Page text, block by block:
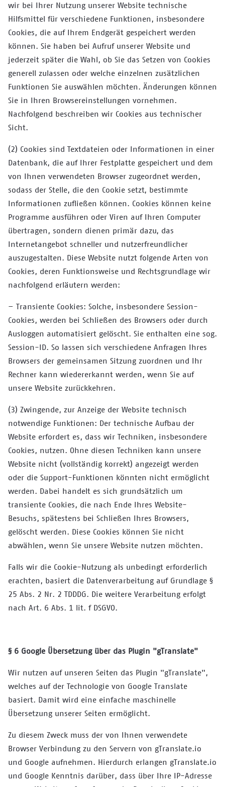
wir bei Ihrer Nutzung unserer Website technische
Hilfsmittel für verschiedene Funktionen, insbesondere
Cookies, die auf Ihrem Endgerät gespeichert werden
können. Sie haben bei Aufruf unserer Website und
jederzeit später die Wahl, ob Sie das Setzen von Cookies
generell zulassen oder welche einzelnen zusätzlichen
Funktionen Sie auswählen möchten. Änderungen können
Sie in Ihren Browsereinstellungen vornehmen.
Nachfolgend beschreiben wir Cookies aus technischer
Sicht.
(2) Cookies sind Textdateien oder Informationen in einer
Datenbank, die auf Ihrer Festplatte gespeichert und dem
von Ihnen verwendeten Browser zugeordnet werden,
sodass der Stelle, die den Cookie setzt, bestimmte
Informationen zufließen können. Cookies können keine
Programme ausführen oder Viren auf Ihren Computer
übertragen, sondern dienen primär dazu, das
Internetangebot schneller und nutzerfreundlicher
auszugestalten. Diese Website nutzt folgende Arten von
Cookies, deren Funktionsweise und Rechtsgrundlage wir
nachfolgend erläutern werden:
– Transiente Cookies: Solche, insbesondere Session-
Cookies, werden bei Schließen des Browsers oder durch
Ausloggen automatisiert gelöscht. Sie enthalten eine sog.
Session-ID. So lassen sich verschiedene Anfragen Ihres
Browsers der gemeinsamen Sitzung zuordnen und Ihr
Rechner kann wiedererkannt werden, wenn Sie auf
unsere Website zurückkehren.
(3) Zwingende, zur Anzeige der Website technisch
notwendige Funktionen: Der technische Aufbau der
Website erfordert es, dass wir Techniken, insbesondere
Cookies, nutzen. Ohne diesen Techniken kann unsere
Website nicht (vollständig korrekt) angezeigt werden
oder die Support-Funktionen könnten nicht ermöglicht
werden. Dabei handelt es sich grundsätzlich um
transiente Cookies, die nach Ende Ihres Website-
Besuchs, spätestens bei Schließen Ihres Browsers,
gelöscht werden. Diese Cookies können Sie nicht
abwählen, wenn Sie unsere Website nutzen möchten.
Falls wir die Cookie-Nutzung als unbedingt erforderlich
erachten, basiert die Datenverarbeitung auf Grundlage §
25 Abs. 2 Nr. 2 TDDDG. Die weitere Verarbeitung erfolgt
nach Art. 6 Abs. 1 lit. f DSGVO.
§ 6 Google Übersetzung über das Plugin "gTranslate"
Wir nutzen auf unseren Seiten das Plugin "gTranslate",
welches auf der Technologie von Google Translate
basiert. Damit wird eine einfache maschinelle
Übersetzung unserer Seiten ermöglicht.
Zu diesem Zweck muss der von Ihnen verwendete
Browser Verbindung zu den Servern von gTranslate.io
und Google aufnehmen. Hierdurch erlangen gTranslate.io
und Google Kenntnis darüber, dass über Ihre IP-Adresse